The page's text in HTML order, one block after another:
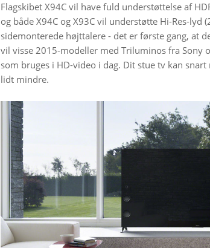
Flagskibet X94C vil have fuld understøttelse af
og både X94C og X93C vil understøtte Hi-Res-
sidemonterede højttalere - det er første gang, at
vil visse 2015-modeller med Triluminos fra Sony
som bruges i HD-video i dag. Dit stue tv kan
lidt mindre.